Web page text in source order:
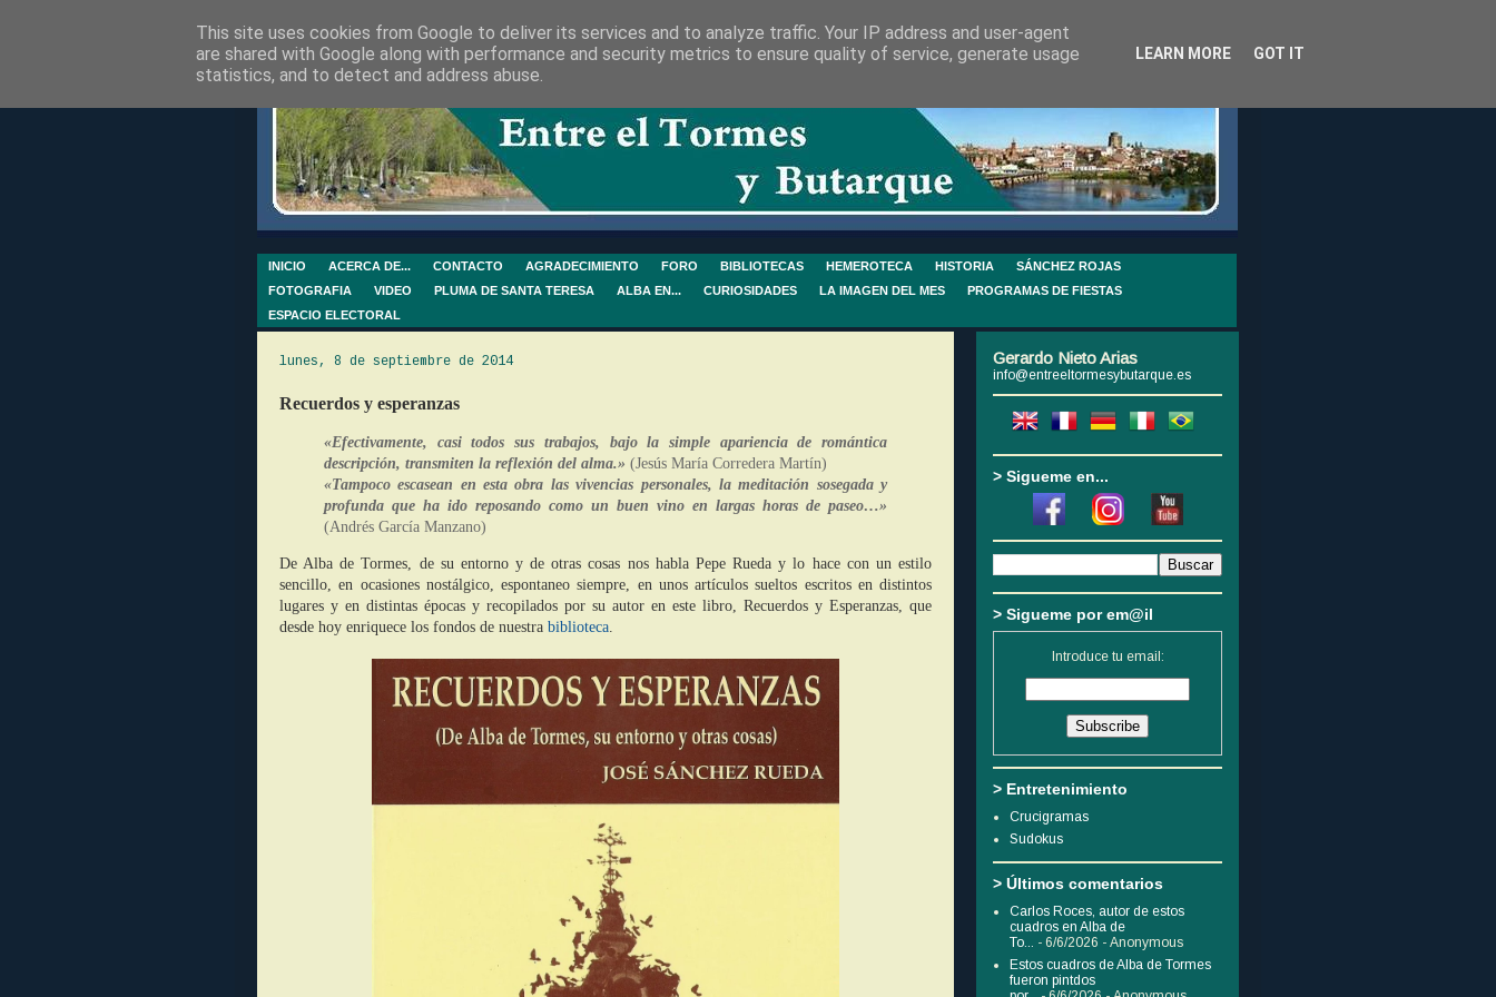
INICIO ACERCA DE... CONTACTO AGRADECIMIENTO FORO BIBLIOTECAS HEMEROTECA HISTORIA
SÁNCHEZ ROJAS
FOTOGRAFIA
VIDEO PLUMA DE SANTA TERESA ALBA EN... CURIOSIDADES LA IMAGEN DEL MES
PROGRAMAS DE FIESTAS
ESPACIO ELECTORAL
lunes, 8 de septiembre de 2014
Recuerdos y esperanzas
«Efectivamente, casi todos sus trabajos, bajo la simple apariencia de romántica
descripción, transmiten la reflexión del alma.» (Jesús María Corredera Martín)
«Tampoco escasean en esta obra las vivencias personales, la meditación sosegada y
profunda que ha ido reposando como un buen vino en largas horas de paseo…»
(Andrés García Manzano)
De Alba de Tormes, de su entorno y de otras cosas nos habla Pepe Rueda y lo hace con un estilo
sencillo, en ocasiones nostálgico, espontaneo siempre, en unos artículos sueltos escritos en distintos
lugares y en distintas épocas y recopilados por su autor en este libro, Recuerdos y Esperanzas, que
desde hoy enriquece los fondos de nuestra biblioteca.
Gerardo Nieto Arias
info@entreeltormesybutarque.es
> Sigueme en...
> Sigueme por em@il
Introduce tu email:
> Entretenimiento
Crucigramas
Sudokus
> Últimos comentarios
Carlos Roces, autor de estos
cuadros en Alba de
To... - 6/6/2026 - Anonymous
Estos cuadros de Alba de Tormes
fueron pintdos
This site uses cookies from Google to deliver its services and to analyze traffic. Your IP address and user-agent
are shared with Google along with performance and security metrics to ensure quality of service, generate usage
statistics, and to detect and address abuse.
LEARN MORE GOT IT